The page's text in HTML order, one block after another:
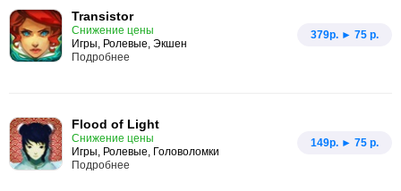
Transistor
Снижение цены
Игры, Ролевые, Экшен
379p. ► 75 р.
Подробнее
Flood of Light
Снижение цены
Игры, Ролевые, Головоломки
149p. ► 75 р.
Подробнее